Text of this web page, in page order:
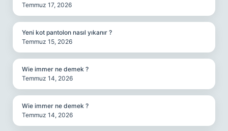
Temmuz 17, 2026
Yeni kot pantolon nasıl yıkanır ?
Temmuz 15, 2026
Wie immer ne demek ?
Temmuz 14, 2026
Wie immer ne demek ?
Temmuz 14, 2026